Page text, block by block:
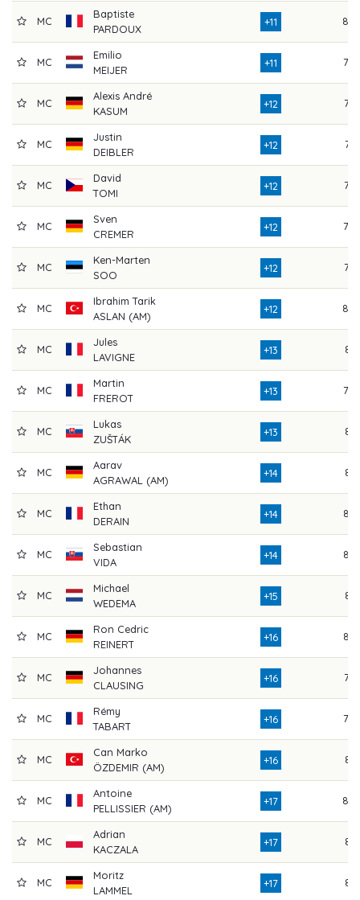
MC
Baptiste
PARDOUX
+11 80
MC
Emilio
MEIJER
+11 79
MC
Alexis André
KASUM
+12 77
MC
Justin
DEIBLER
+12 74
MC
David
TOMI
+12 76
MC
Sven
CREMER
+12 79
MC
Ken-Marten
SOO
+12 76
MC
Ibrahim Tarik
ASLAN (AM)
+12 80
MC
Jules
LAVIGNE
+13 81
MC
Martin
FREROT
+13 79
MC
Lukas
ZUŠTÁK
+13 81
MC
Aarav
AGRAWAL (AM)
+14 81
MC
Ethan
DERAIN
+14 82
MC
Sebastian
VIDA
+14 83
MC
Michael
WEDEMA
+15 81
MC
Ron Cedric
REINERT
+16 83
MC
Johannes
CLAUSING
+16 75
MC
Rémy
TABART
+16 79
MC
Can Marko
ÖZDEMIR (AM)
+16 81
MC
Antoine
PELLISSIER (AM)
+17 80
MC
Adrian
KACZALA
+17 81
MC
Moritz
LAMMEL
+17 81